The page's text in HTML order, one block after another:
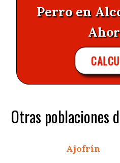
Perro en
Otras poblaciones
Ajofrín